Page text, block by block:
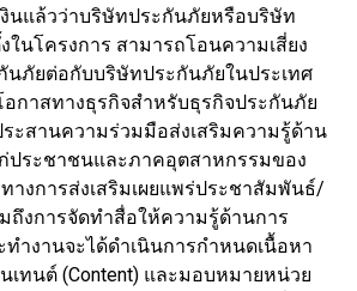
งินแล้วว่าบริษัทประกันภัยหรือบริษัท
นโครงการ สามารถโอนความเสี่ยง
ภัยต่อกับบริษัทประกันภัยในประเทศ
อกาสทางธุรกิจสำหรับธุรกิจประกันภัย
ระสานความร่วมมือส่งเสริมความรู้ด้าน
ประชาชนและภาคอุตสาหกรรมของ
างการส่งเสริมเผยแพร่ประชาสัมพันธ์/
ถึงการจัดทำสื่อให้ความรู้ด้านการ
ำงานจะได้ดำเนินการกำหนดเนื้อหา
เทนต์ (Content) และมอบหมายหน่วย